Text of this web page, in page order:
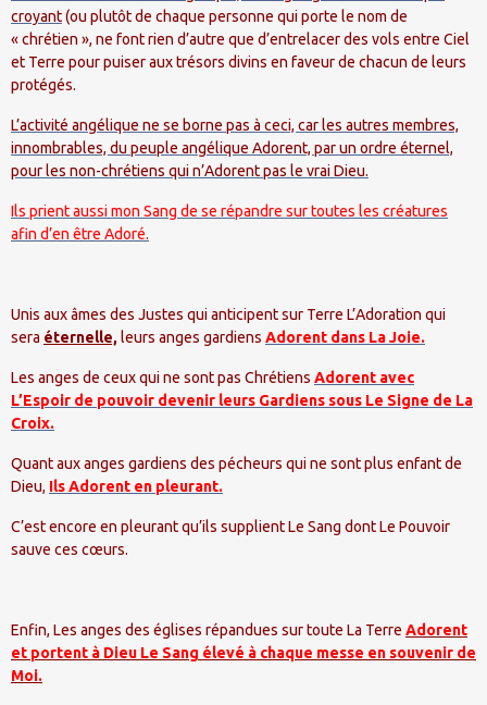
croyant(ou plutôt de chaque personne qui porte le nom de
« chrétien », ne font rien d’autre que d’entrelacer des vols entre Ciel
et Terre pour puiser aux trésors divins en faveur de chacun de leurs
protégés.
L’activité angélique ne se borne pas à ceci, car les autres membres,
innombrables, du peuple angélique Adorent, par un ordre éternel,
pour les non-chrétiens qui n’Adorent pas le vrai Dieu.
Ils prient aussi mon Sang de se répandre sur toutes les créatures
afin d’en être Adoré.
Unis aux âmes des Justes qui anticipent sur Terre L’Adoration qui
sera éternelle,leurs anges gardiens Adorent dans La Joie.
Les anges de ceux qui ne sont pas Chrétiens Adorent avec
L’Espoir de pouvoir devenir leurs Gardiens sous Le Signe de La
Croix.
Quant aux anges gardiens des pécheurs qui ne sont plus enfant de
Dieu, Ils Adorent en pleurant.
C’est encore en pleurant qu’ils supplient Le Sang dont Le Pouvoir
sauve ces cœurs.
Enfin, Les anges des églises répandues sur toute La Terre Adorent
et portent à Dieu Le Sang élevé à chaque messe en souvenir de
Moi.